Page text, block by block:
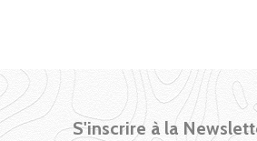
S'inscrire à la